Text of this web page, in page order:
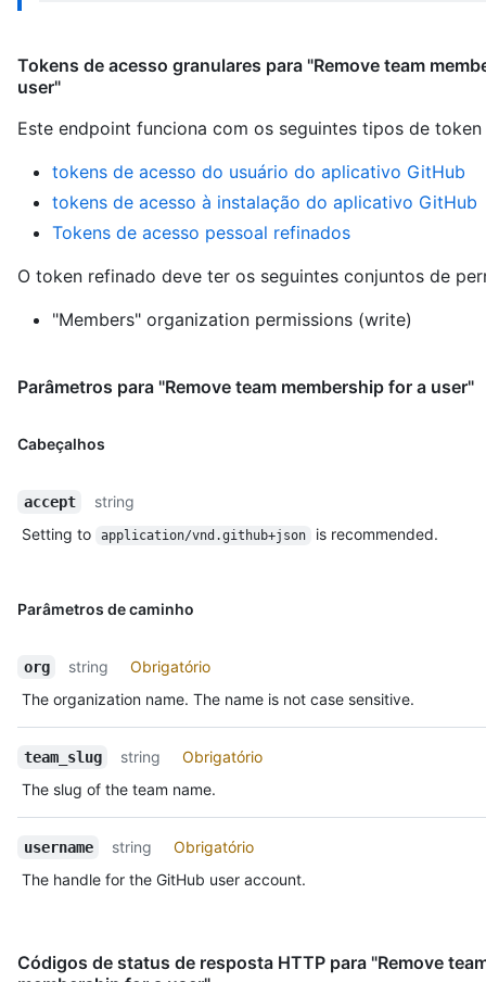
Tokens de acesso granulares para "Remove team
user"
Este endpoint funciona com os seguintes tipos de token
tokens de acesso do usuário do aplicativo GitHub
tokens de acesso à instalação do aplicativo GitHub
Tokens de acesso pessoal refinados
O token refinado deve ter os seguintes conjuntos de
"Members" organization permissions (write)
Parâmetros para "Remove team membership for a user"
Cabeçalhos
accept
string
Setting to
application/vnd.github+json is recommended.
Parâmetros de caminho
org string
Obrigatório
The organization name. The name is not case sensitive.
team_slug string
Obrigatório
The slug of the team name.
username string
Obrigatório
The handle for the GitHub user account.
Códigos de status de resposta HTTP para "Remove